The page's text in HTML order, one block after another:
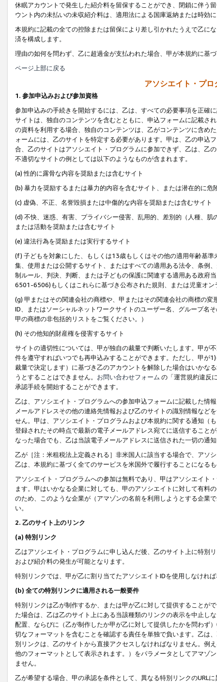
休眠アカウントで発生した紹介料を留保することができ、閉鎖に伴う
ウント内の未払いの未収紹介料は、適用法による国庫返納または時効
本規約に記載の全ての控除または留保により差し引かれたうえで乙に
済を構成します。
理由の如何を問わず、乙に超過金が支払われた場合、甲が本規約に基
ページ上部に戻る
アソシエイト・プ
1. 参加申込みおよび参加資格
参加申込みの手続きを開始するには、乙は、すべての必要事項を正確
サイトは、独自のコンテンツを含むとともに、申込フォームに記載さ
の資料を利用する場合、独自のコンテンツは、乙がコンテンツに含め
ォームには、乙のサイトを特定する必要があります。甲は、乙の申込
合、乙のサイトはアソシエイト・プログラムに参加できず、乙は、乙
不適切なサイトの例としては以下のようなものが含まれます。
(a) 性的に露骨な内容を奨励または含むサイト
(b) 暴力を奨励するまたは暴力的内容を含むサイト、または潜在的に
(c) 虚偽、不正、名誉毀損または中傷的な内容を奨励または含むサイト
(d) 不快、迷惑、有害、プライバシー侵害、乱用的、差別的（人種、
または活動を奨励または含むサイト
(e) 違法行為を奨励または実行するサイト
(f) 子どもを対象にした、もしくは13歳もしくはその他の適用年齢基
集、使用または公開するサイト、またはすべての適用ある法令、条例
制ルール、判決、判断、または子どもの保護に関連する適用ある政府
6501-6506)もしくはこれらに基づき公布された規則、または児童オン
(g) 甲またはその関連会社の商標や、甲またはその関連会社の商標の
ID、またはソーシャルネットワークサイトのユーザー名、グループ名
甲の商標の非包括的リストをご覧ください。）
(h) その他知的財産権を侵害するサイト
サイトの適切性については、甲が独自の裁量で判断いたします。甲が
件を遵守すればいつでも再申込みすることができます。ただし、甲が
裁量で決定します）に基づき乙のアカウントを解除した場合はいかな
うとすることはできません。 お問い合わせフォーム の「運営規約違反
承認手続を開始することができます。
乙は、アソシエイト・プログラムへの参加申込フォームに記載した情
メールアドレスその他の連絡先情報および乙のサイトの識別情報など
せん。甲は、アソシエイト・プログラムおよび本規約に関する通知（
登録されたその時点で最新の電子メールアドレス宛てに送信すること
なった場合でも、乙は当該電子メールアドレスに送信された一切の通
乙が［注：米租税法上定義される］非米国人に該当する場合で、アソ
乙は、本規約に基づく全てのサービスを米国外で履行することになる
アソシエイト・プログラムへの参加は無料であり、甲はアソシエイト
ます。甲はいかなる企業に対しても、甲のアソシエイトに対して有料
のため、このような企業が（アマゾンの名前を利用しようとする企業
い。
2. 乙のサイト上のリンク
(a) 特別リンク
乙はアソシエイト・プログラムに申し込んだ後、乙のサイト上に特別
および紹介料の発生が可能となります。
特別リンクでは、甲が乙に割り当てたアソシエイトIDを使用しなけれ
(b) 全ての特別リンクに適用される一般要件
特別リンクは乙が制作するか、または甲が乙に対して提供することが
た場合は、乙は乙のサイト上にある当該種類のリンクの表示を中止し
配置、ならびに（乙が制作したか甲が乙に対して提供したかを問わず
切なフォーマットを含むことを確認する責任を単独で負います。乙は
別リンクは、乙のサイトから直接アクセスしなければなりません。例
他のフォーマットとして表示されます。）をパラメータとしてアマゾ
ません。
乙が希望する場合、甲の承認を条件として、異なる特別リンクのURL